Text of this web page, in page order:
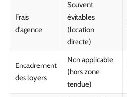
Frais
d’agence
Souvent
évitables
(location
directe)
Encadrement
des loyers
Non applicable
(hors zone
tendue)